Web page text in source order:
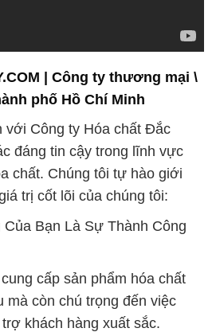
| Công ty thương mại \
phố Hồ Chí Minh
với Công ty Hóa chất Đắc
đáng tin cậy trong lĩnh vực
chất. Chúng tôi tự hào giới
trị cốt lõi của chúng tôi:
Bạn Là Sự Thành Công
cấp sản phẩm hóa chất
mà còn chú trọng đến việc
khách hàng xuất sắc.